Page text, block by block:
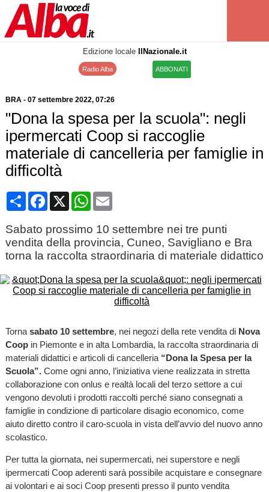
Edizione locale IlNazionale.it
Radio Alba ABBONATI
BRA- 07 settembre 2022, 07:26
"Dona la spesa per la scuola": negli
ipermercati Coop si raccoglie
materiale di cancelleria per famiglie in
difficoltà
CondividiFacebook
X WhatsApp
Email
Sabato prossimo 10 settembre nei tre punti
vendita della provincia, Cuneo, Savigliano e Bra
torna la raccolta straordinaria di materiale didattico
Torna sabato 10 settembre, nei negozi della rete vendita di Nova
Coop in Piemonte e in alta Lombardia, la raccolta straordinaria di
materiali didattici e articoli di cancelleria “Dona la Spesa per la
Scuola”. Come ogni anno, l’iniziativa viene realizzata in stretta
collaborazione con onlus e realtà locali del terzo settore a cui
vengono devoluti i prodotti raccolti perché siano consegnati a
famiglie in condizione di particolare disagio economico, come
aiuto diretto contro il caro-scuola in vista dell’avvio del nuovo anno
scolastico.
Per tutta la giornata, nei supermercati, nei superstore e negli
ipermercati Coop aderenti sarà possibile acquistare e consegnare
ai volontari e ai soci Coop presenti presso il punto vendita